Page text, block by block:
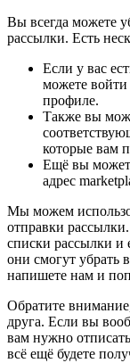
Вы всегда можете
рассылки. Есть
Если у вас
можете войти
профиле.
Также вы
которые вам
Ещё вы
адрес
Мы можем
отправки
списки рассылки и
они смогут убрать
напишете нам и
Обратите
друга. Если вы
вам нужно
всё ещё будете